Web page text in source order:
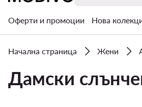
Оферти и промоции Нова
Начална страница Жени
Дамски